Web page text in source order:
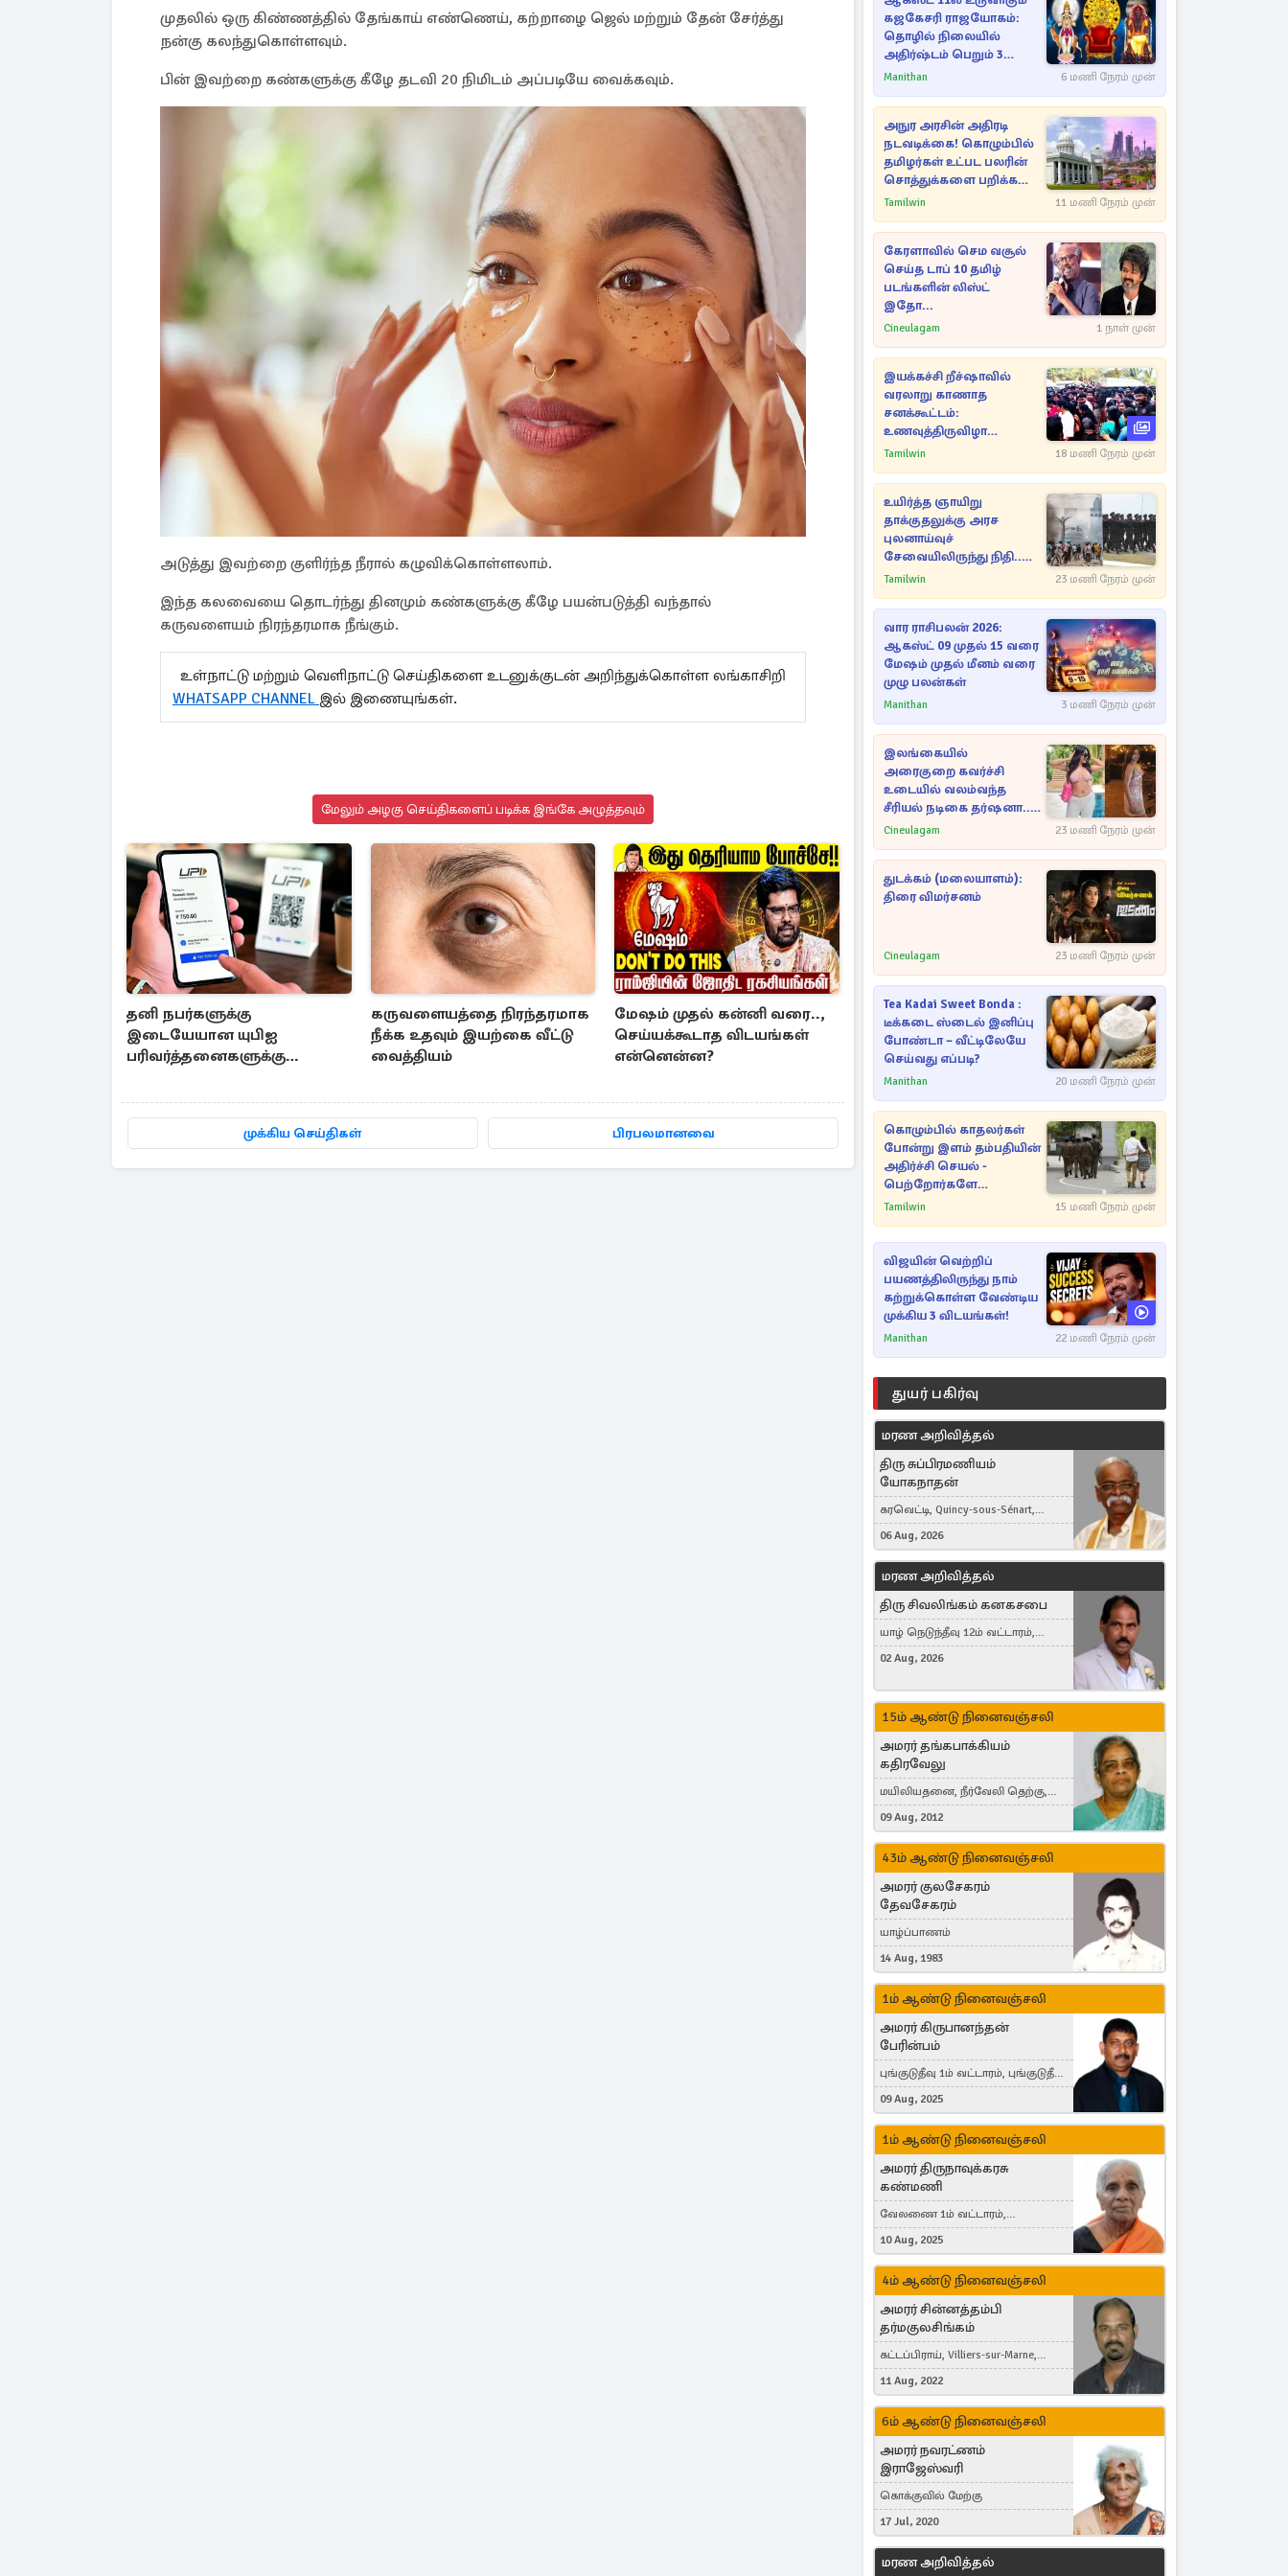
முதலில் ஒரு கிண்ணத்தில் தேங்காய் எண்ணெய், கற்றாழை ஜெல் மற்றும் தேன் சேர்த்து
நன்கு கலந்துகொள்ளவும்.
பின் இவற்றை கண்களுக்கு கீழே தடவி 20 நிமிடம் அப்படியே வைக்கவும்.
அடுத்து இவற்றை குளிர்ந்த நீரால் கழுவிக்கொள்ளலாம்.
இந்த கலவையை தொடர்ந்து தினமும் கண்களுக்கு கீழே பயன்படுத்தி வந்தால்
கருவளையம் நிரந்தரமாக நீங்கும்.
உள்நாட்டு மற்றும் வெளிநாட்டு செய்திகளை உடனுக்குடன் அறிந்துக்கொள்ள லங்காசிறி
WHATSAPP CHANNEL இல் இணையுங்கள்.
மேலும் அழகு செய்திகளைப் படிக்க இங்கே அழுத்தவும்
தனி நபர்களுக்கு
இடையேயான யுபிஐ
பரிவர்த்தனைகளுக்கு
கருவளையத்தை நிரந்தரமாக
நீக்க உதவும் இயற்கை வீட்டு
வைத்தியம்
மேஷம் முதல் கன்னி வரை..,
செய்யக்கூடாத விடயங்கள்
என்னென்ன?
முக்கிய செய்திகள் பிரபலமானவை
கஜகேசரி ராஜயோகம்:
தொழில் நிலையில்
அதிர்ஷ்டம் பெறும் 3
ராசிகள்!
Manithan 6 மணி நேரம் முன்
அநுர அரசின் அதிரடி
நடவடிக்கை! கொழும்பில்
தமிழர்கள் உட்பட பலரின்
சொத்துக்களை பறிக்க
நடவடிக்கை
Tamilwin 11 மணி நேரம் முன்
கேரளாவில் செம வசூல்
செய்த டாப் 10 தமிழ்
படங்களின் லிஸ்ட்
இதோ...
Cineulagam 1 நாள் முன்
இயக்கச்சி றீச்ஷாவில்
வரலாறு காணாத
சனக்கூட்டம்:
உணவுத்திருவிழா
இடைநிறுத்தம்
Tamilwin 18 மணி நேரம் முன்
உயிர்த்த ஞாயிறு
தாக்குதலுக்கு அரச
புலனாய்வுச்
சேவையிலிருந்து நிதி..
வெளியான அதிர்ச்சி
Tamilwin 23 மணி நேரம் முன்
வார ராசிபலன் 2026:
ஆகஸ்ட் 09 முதல் 15 வரை
மேஷம் முதல் மீனம் வரை
முழு பலன்கள்
Manithan 3 மணி நேரம் முன்
இலங்கையில்
அரைகுறை கவர்ச்சி
உடையில் வலம்வந்த
சீரியல் நடிகை தர்ஷனா...
அவரே வெளியிட்ட
Cineulagam 23 மணி நேரம் முன்
துடக்கம் (மலையாளம்):
திரை விமர்சனம்
Cineulagam 23 மணி நேரம் முன்
Tea Kadai Sweet Bonda :
டீக்கடை ஸ்டைல் இனிப்பு
போண்டா – வீட்டிலேயே
செய்வது எப்படி?
Manithan 20 மணி நேரம் முன்
கொழும்பில் காதலர்கள்
போன்று இளம் தம்பதியின்
அதிர்ச்சி செயல் -
பெற்றோர்களே
எச்சரிக்கை
Tamilwin 15 மணி நேரம் முன்
விஜயின் வெற்றிப்
பயணத்திலிருந்து நாம்
கற்றுக்கொள்ள வேண்டிய
முக்கிய 3 விடயங்கள்!
Manithan 22 மணி நேரம் முன்
துயர் பகிர்வு
மரண அறிவித்தல்
திரு சுப்பிரமணியம்
யோகநாதன்
கரவெட்டி, Quincy-sous-Sénart,
France
06 Aug, 2026
மரண அறிவித்தல்
திரு சிவலிங்கம் கனகசபை
யாழ் நெடுந்தீவு 12ம் வட்டாரம்,
Jaffna, நயினாதீவு, London, United
02 Aug, 2026
15ம் ஆண்டு நினைவஞ்சலி
அமரர் தங்கபாக்கியம்
கதிரவேலு
மயிலியதனை, நீர்வேலி தெற்கு,
Herning, Denmark
09 Aug, 2012
43ம் ஆண்டு நினைவஞ்சலி
அமரர் குலசேகரம்
தேவசேகரம்
யாழ்ப்பாணம்
14 Aug, 1983
1ம் ஆண்டு நினைவஞ்சலி
அமரர் கிருபானந்தன்
பேரின்பம்
புங்குடுதீவு 1ம் வட்டாரம், புங்குடுதீவு,
India, Lausanne, Switzerland
09 Aug, 2025
1ம் ஆண்டு நினைவஞ்சலி
அமரர் திருநாவுக்கரசு
கண்மணி
வேலணை 1ம் வட்டாரம்,
மண்கும்பான் மேற்கு, Liestal,
Switzerland
10 Aug, 2025
4ம் ஆண்டு நினைவஞ்சலி
அமரர் சின்னத்தம்பி
தர்மகுலசிங்கம்
கட்டப்பிராய், Villiers-sur-Marne,
France
11 Aug, 2022
6ம் ஆண்டு நினைவஞ்சலி
அமரர் நவரட்ணம்
இராஜேஸ்வரி
கொக்குவில் மேற்கு
17 Jul, 2020
மரண அறிவித்தல்